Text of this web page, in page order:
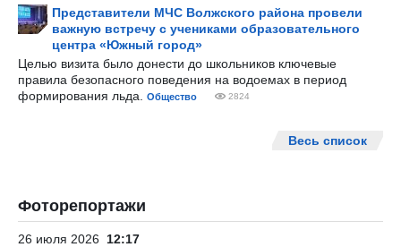
Представители МЧС Волжского района провели
важную встречу с учениками образовательного
центра «Южный город»
Целью визита было донести до школьников ключевые
правила безопасного поведения на водоемах в период
формирования льда.
Общество 2824
Весь список
Фоторепортажи
26 июля 2026 12:17